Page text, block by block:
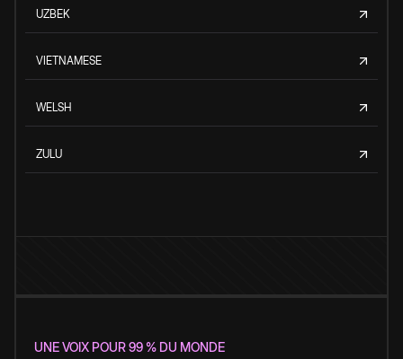
UZBEK
VIETNAMESE
WELSH
ZULU
UNE VOIX POUR 99 % DU MONDE